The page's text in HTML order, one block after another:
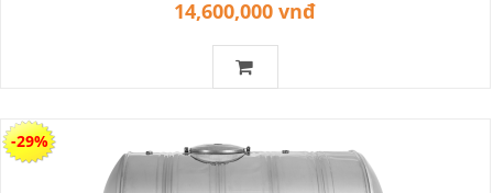
14,600,000 vnđ
-29%